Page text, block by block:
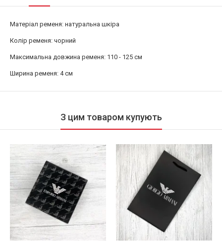
Матеріал ременя: натуральна шкіра
Колір ременя: чорний
Максимальна довжина ременя: 110 - 125 см
Ширина ременя: 4 см
З цим товаром купують